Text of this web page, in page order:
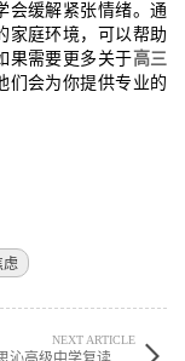
会缓解紧张情绪。通
家庭环境，可以帮助
果需要更多关于高三
们会为你提供专业的
虑
NEXT ARTICLE